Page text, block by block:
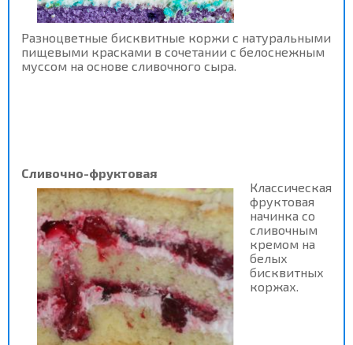
Разноцветные бисквитные коржи с натуральными
пищевыми красками в сочетании с белоснежным
муссом на основе сливочного сыра.
Сливочно-фруктовая
Классическая
фруктовая
начинка со
сливочным
кремом на
белых
бисквитных
коржах.